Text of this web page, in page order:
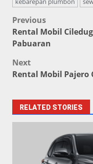
Post
navigation
Previous
Rental Mobil
Pabuaran
Next
Rental Mobil Pajero
RELATED STORIES